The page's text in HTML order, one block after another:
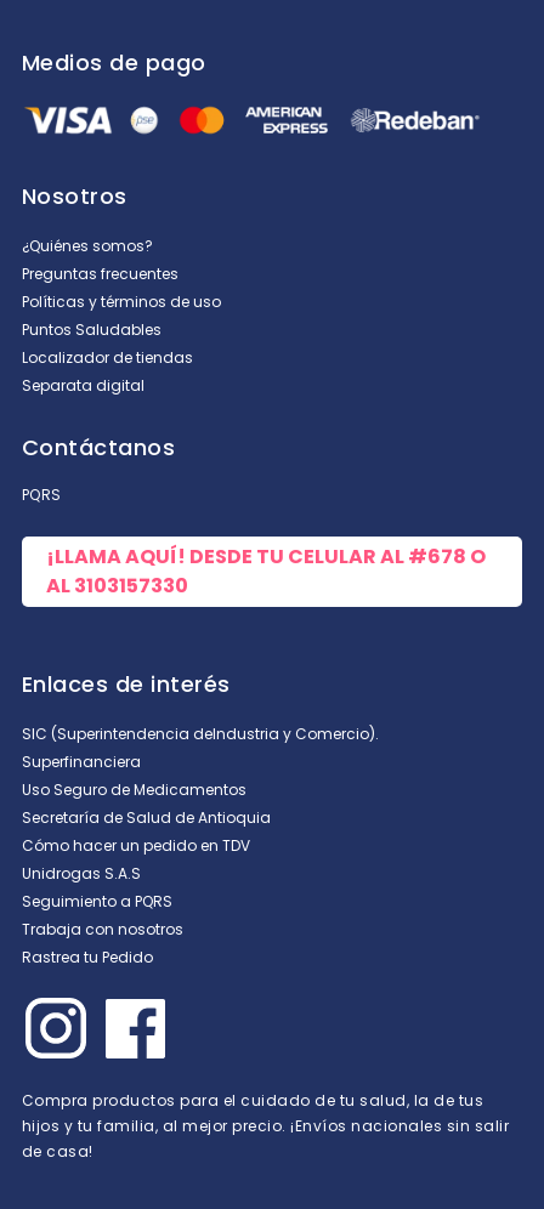
Medios de pago
Nosotros
¿Quiénes somos?
Preguntas frecuentes
Políticas y términos de uso
Puntos Saludables
Localizador de tiendas
Separata digital
Contáctanos
PQRS
¡LLAMA AQUÍ! DESDE TU CELULAR AL#678 O
AL3103157330
Enlaces de interés
SIC (Superintendencia deIndustria y Comercio).
Superfinanciera
Uso Seguro de Medicamentos
Secretaría de Salud de Antioquia
Cómo hacer un pedido en TDV
Unidrogas S.A.S
Seguimiento a PQRS
Trabaja con nosotros
Rastrea tu Pedido
Compra productos para el cuidado de tu salud, la de tus
hijos y tu familia, al mejor precio. ¡Envíos nacionales sin salir
de casa!